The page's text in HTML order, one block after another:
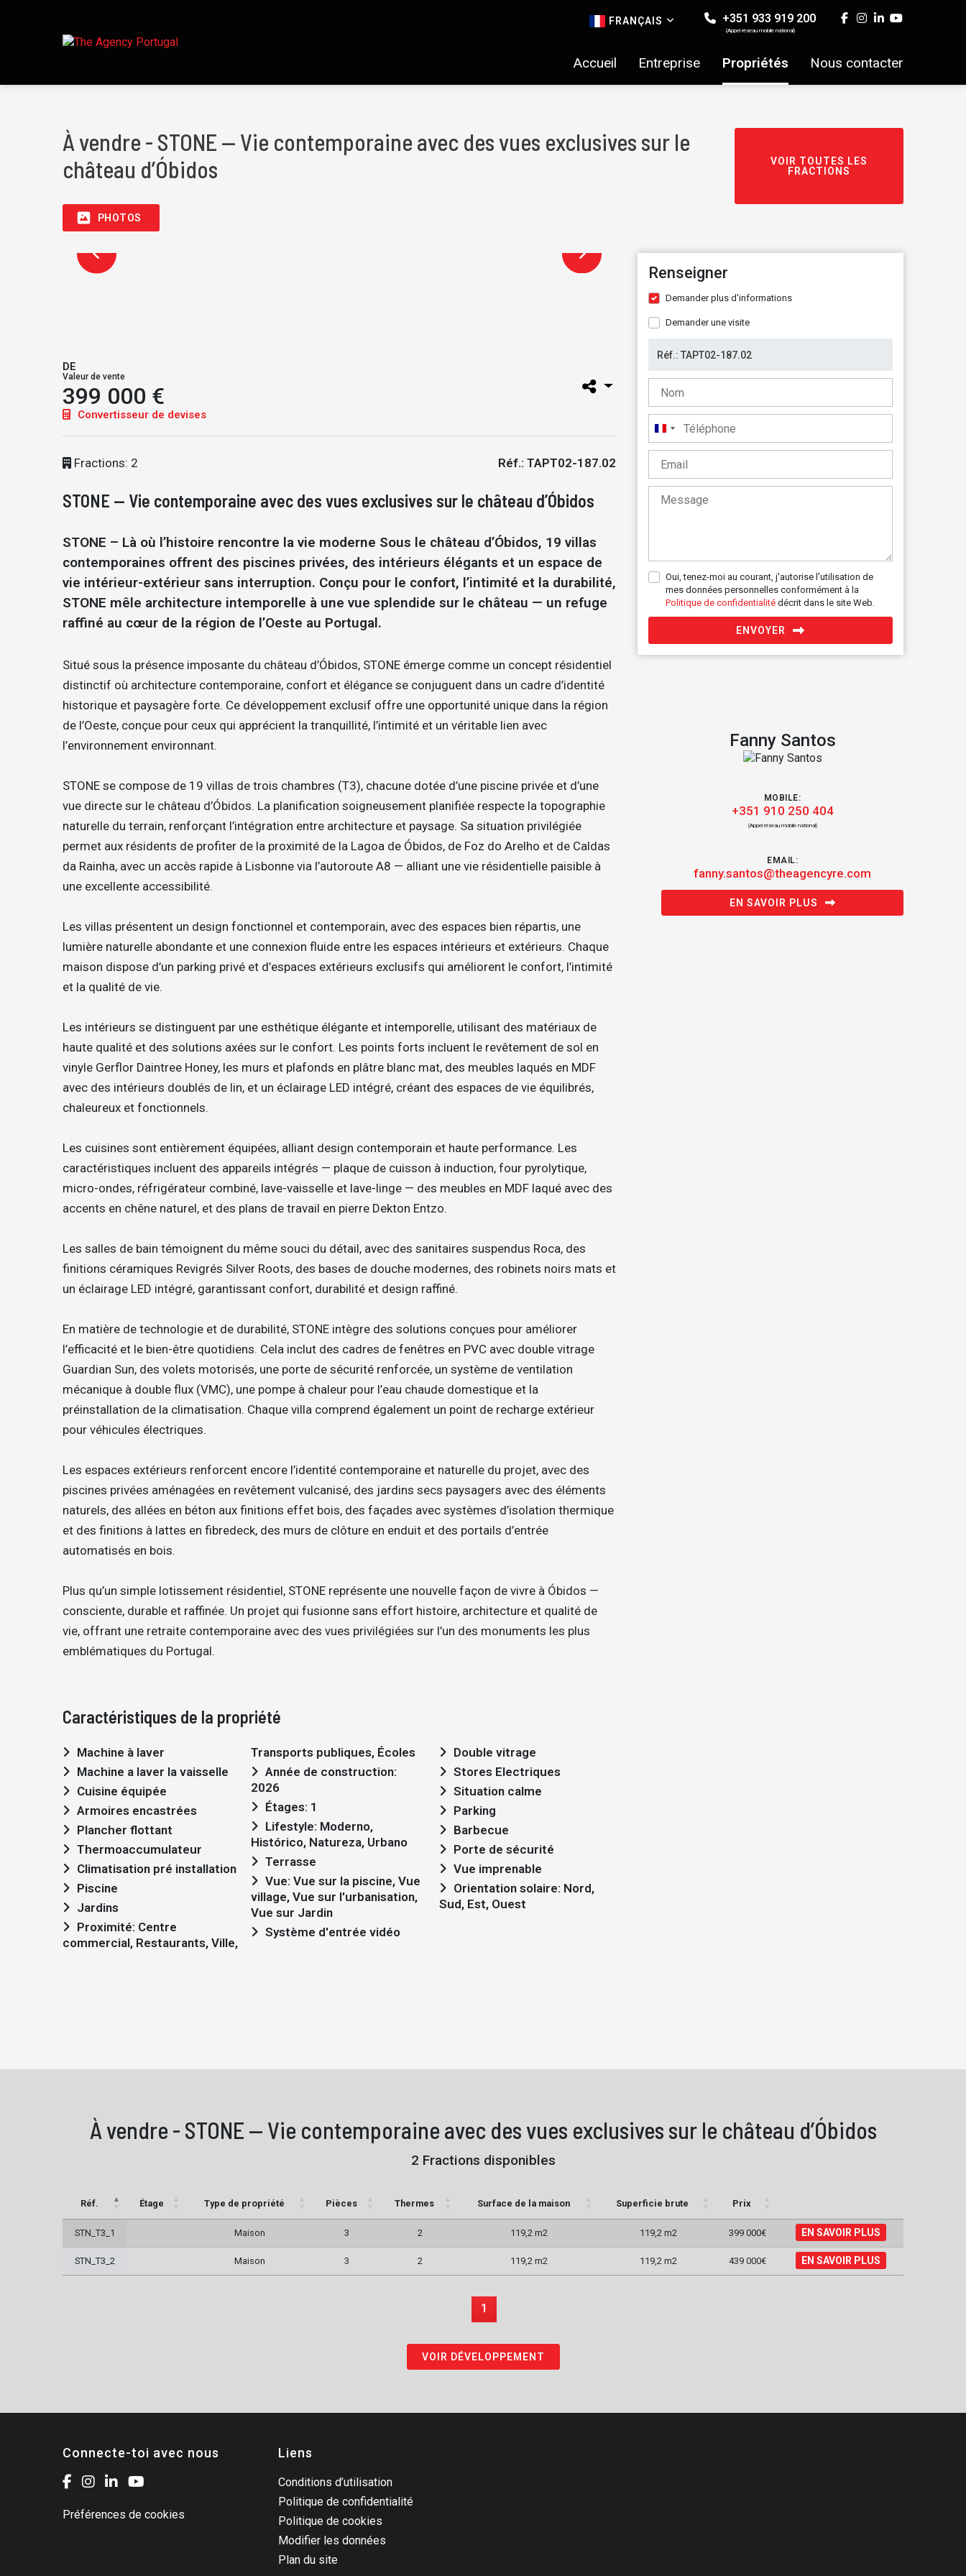
FRANÇAIS +351 933 919 200
(Appel réseau mobile national)
Accueil Entreprise Propriétés Nous contacter
À vendre - STONE — Vie contemporaine avec des vues exclusives sur le
château d’Óbidos
VOIR TOUTES LES
FRACTIONS
PHOTOS
DE
Valeur de vente
399 000 €
Convertisseur de devises
Fractions: 2 Réf.: TAPT02-187.02
STONE — Vie contemporaine avec des vues exclusives sur le château d’Óbidos
STONE – Là où l’histoire rencontre la vie moderne Sous le château d’Óbidos, 19 villas
contemporaines offrent des piscines privées, des intérieurs élégants et un espace de
vie intérieur-extérieur sans interruption. Conçu pour le confort, l’intimité et la durabilité,
STONE mêle architecture intemporelle à une vue splendide sur le château — un refuge
raffiné au cœur de la région de l’Oeste au Portugal.
Situé sous la présence imposante du château d’Óbidos, STONE émerge comme un concept résidentiel
distinctif où architecture contemporaine, confort et élégance se conjuguent dans un cadre d’identité
historique et paysagère forte. Ce développement exclusif offre une opportunité unique dans la région
de l’Oeste, conçue pour ceux qui apprécient la tranquillité, l’intimité et un véritable lien avec
l’environnement environnant.
STONE se compose de 19 villas de trois chambres (T3), chacune dotée d’une piscine privée et d’une
vue directe sur le château d’Óbidos. La planification soigneusement planifiée respecte la topographie
naturelle du terrain, renforçant l’intégration entre architecture et paysage. Sa situation privilégiée
permet aux résidents de profiter de la proximité de la Lagoa de Óbidos, de Foz do Arelho et de Caldas
da Rainha, avec un accès rapide à Lisbonne via l’autoroute A8 — alliant une vie résidentielle paisible à
une excellente accessibilité.
Les villas présentent un design fonctionnel et contemporain, avec des espaces bien répartis, une
lumière naturelle abondante et une connexion fluide entre les espaces intérieurs et extérieurs. Chaque
maison dispose d’un parking privé et d’espaces extérieurs exclusifs qui améliorent le confort, l’intimité
et la qualité de vie.
Les intérieurs se distinguent par une esthétique élégante et intemporelle, utilisant des matériaux de
haute qualité et des solutions axées sur le confort. Les points forts incluent le revêtement de sol en
vinyle Gerflor Daintree Honey, les murs et plafonds en plâtre blanc mat, des meubles laqués en MDF
avec des intérieurs doublés de lin, et un éclairage LED intégré, créant des espaces de vie équilibrés,
chaleureux et fonctionnels.
Les cuisines sont entièrement équipées, alliant design contemporain et haute performance. Les
caractéristiques incluent des appareils intégrés — plaque de cuisson à induction, four pyrolytique,
micro-ondes, réfrigérateur combiné, lave-vaisselle et lave-linge — des meubles en MDF laqué avec des
accents en chêne naturel, et des plans de travail en pierre Dekton Entzo.
Les salles de bain témoignent du même souci du détail, avec des sanitaires suspendus Roca, des
finitions céramiques Revigrés Silver Roots, des bases de douche modernes, des robinets noirs mats et
un éclairage LED intégré, garantissant confort, durabilité et design raffiné.
En matière de technologie et de durabilité, STONE intègre des solutions conçues pour améliorer
l’efficacité et le bien-être quotidiens. Cela inclut des cadres de fenêtres en PVC avec double vitrage
Guardian Sun, des volets motorisés, une porte de sécurité renforcée, un système de ventilation
mécanique à double flux (VMC), une pompe à chaleur pour l’eau chaude domestique et la
préinstallation de la climatisation. Chaque villa comprend également un point de recharge extérieur
pour véhicules électriques.
Les espaces extérieurs renforcent encore l’identité contemporaine et naturelle du projet, avec des
piscines privées aménagées en revêtement vulcanisé, des jardins secs paysagers avec des éléments
naturels, des allées en béton aux finitions effet bois, des façades avec systèmes d’isolation thermique
et des finitions à lattes en fibredeck, des murs de clôture en enduit et des portails d’entrée
automatisés en bois.
Plus qu’un simple lotissement résidentiel, STONE représente une nouvelle façon de vivre à Óbidos —
consciente, durable et raffinée. Un projet qui fusionne sans effort histoire, architecture et qualité de
vie, offrant une retraite contemporaine avec des vues privilégiées sur l’un des monuments les plus
emblématiques du Portugal.
Caractéristiques de la propriété
Machine à laver
Machine a laver la vaisselle
Cuisine équipée
Armoires encastrées
Plancher flottant
Thermoaccumulateur
Climatisation pré installation
Piscine
Jardins
commercial, Restaurants, Ville,
Transports publiques, Écoles
2026
Étages: 1
Histórico, Natureza, Urbano
Terrasse
village, Vue sur l'urbanisation,
Vue sur Jardin
Système d'entrée vidéo
Double vitrage
Stores Electriques
Situation calme
Parking
Barbecue
Porte de sécurité
Vue imprenable
Sud, Est, Ouest
Renseigner
Demander plus d'informations
Demander une visite
France
+33
Oui, tenez-moi au courant, j'autorise l'utilisation de
mes données personnelles conformément à la
Politique de confidentialité décrit dans le site Web.
ENVOYER
Fanny Santos
MOBILE:
+351 910 250 404
(Appel réseau mobile national)
EMAIL:
fanny.santos@theagencyre.com
EN SAVOIR PLUS
À vendre - STONE — Vie contemporaine avec des vues exclusives sur le château d’Óbidos
2 Fractions disponibles
Réf. Étage Type de propriété Pièces Thermes Surface de la maison Superficie brute Prix
STN_T3_1 Maison 3 2 119,2 m2 119,2 m2 399 000€ EN SAVOIR PLUS
STN_T3_2 Maison 3 2 119,2 m2 119,2 m2 439 000€ EN SAVOIR PLUS
1
VOIR DÉVELOPPEMENT
Connecte-toi avec nous
Préférences de cookies
Liens
Conditions d’utilisation
Politique de confidentialité
Politique de cookies
Modifier les données
Plan du site